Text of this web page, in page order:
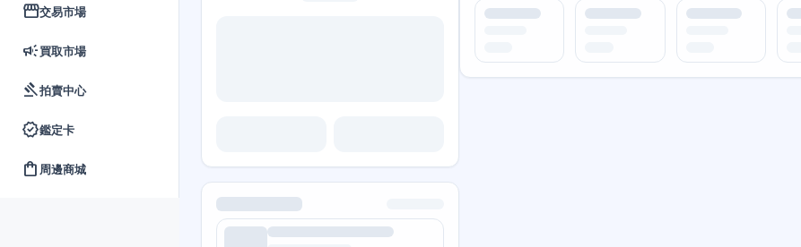
storefront交易市場
campaign買取市場
gavel拍賣中心
verified鑑定卡
shopping_bag 周邊商城